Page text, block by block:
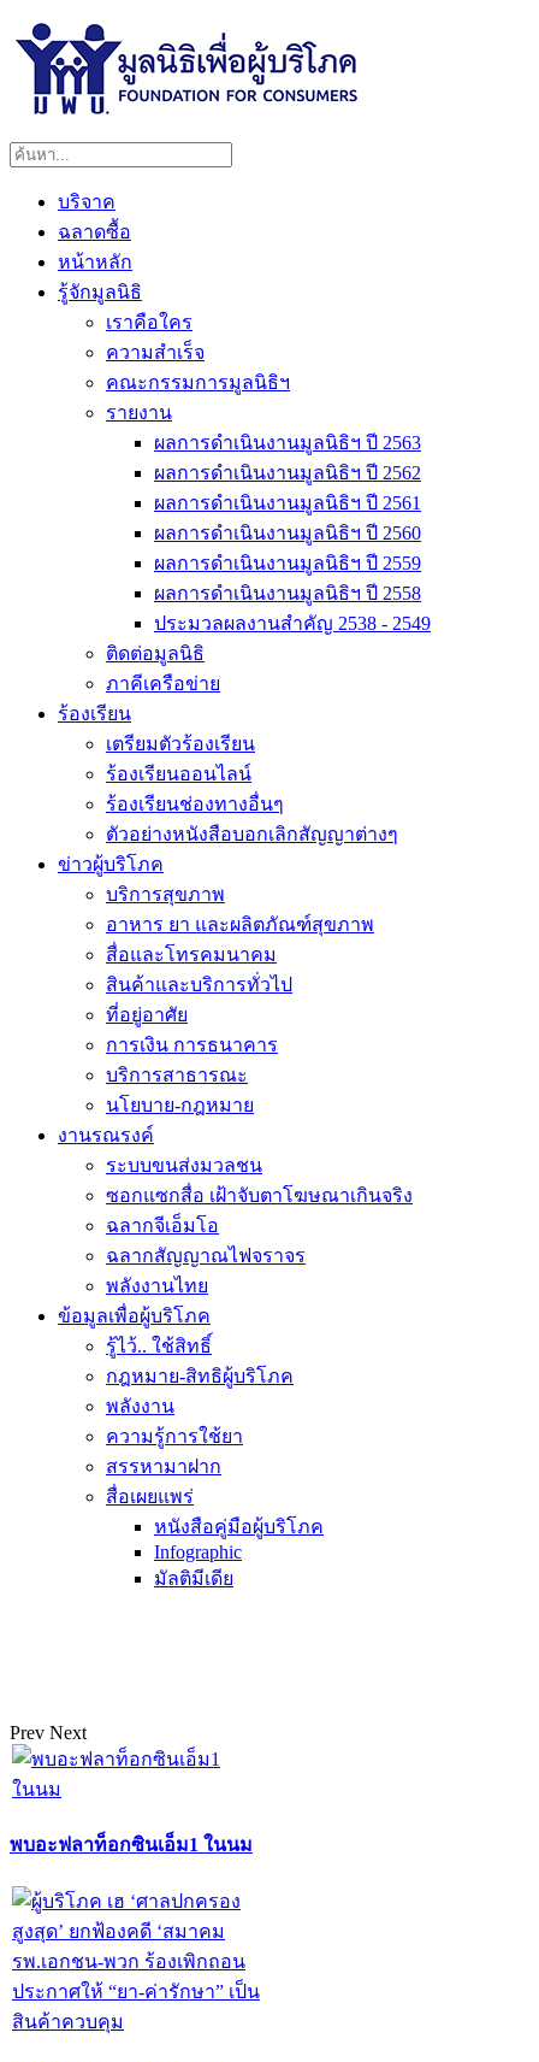
บริจาค
ฉลาดซื้อ
หน้าหลัก
รู้จักมูลนิธิ
เราคือใคร
ความสำเร็จ
คณะกรรมการมูลนิธิฯ
รายงาน
ผลการดำเนินงานมูลนิธิฯ ปี 2563
ผลการดำเนินงานมูลนิธิฯ ปี 2562
ผลการดำเนินงานมูลนิธิฯ ปี 2561
ผลการดำเนินงานมูลนิธิฯ ปี 2560
ผลการดำเนินงานมูลนิธิฯ ปี 2559
ผลการดำเนินงานมูลนิธิฯ ปี 2558
ประมวลผลงานสำคัญ 2538 - 2549
ติดต่อมูลนิธิ
ภาคีเครือข่าย
ร้องเรียน
เตรียมตัวร้องเรียน
ร้องเรียนออนไลน์
ร้องเรียนช่องทางอื่นๆ
ตัวอย่างหนังสือบอกเลิกสัญญาต่างๆ
ข่าวผู้บริโภค
บริการสุขภาพ
อาหาร ยา และผลิตภัณฑ์สุขภาพ
สื่อและโทรคมนาคม
สินค้าและบริการทั่วไป
ที่อยู่อาศัย
การเงิน การธนาคาร
บริการสาธารณะ
นโยบาย-กฎหมาย
งานรณรงค์
ระบบขนส่งมวลชน
ซอกแซกสื่อ เฝ้าจับตาโฆษณาเกินจริง
ฉลากจีเอ็มโอ
ฉลากสัญญาณไฟจราจร
พลังงานไทย
ข้อมูลเพื่อผู้บริโภค
รู้ไว้.. ใช้สิทธิ์
กฎหมาย-สิทธิผู้บริโภค
พลังงาน
ความรู้การใช้ยา
สรรหามาฝาก
สื่อเผยแพร่
หนังสือคู่มือผู้บริโภค
Infographic
มัลติมีเดีย
Prev Next
พบอะฟลาท็อกซินเอ็ม1 ในนม